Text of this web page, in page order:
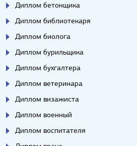
Диплом бетонщика
Диплом библиотекаря
Диплом биолога
Диплом бурильщика
Диплом бухгалтера
Диплом ветеринара
Диплом визажиста
Диплом военный
Диплом воспитателя